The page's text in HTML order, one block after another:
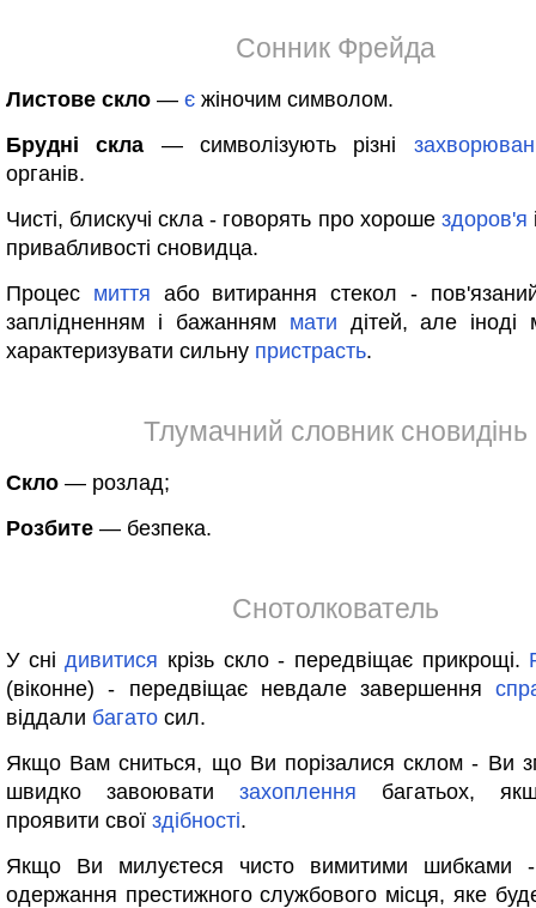
Сонник Фрейда
Листове скло — є жіночим символом.
Брудні скла — символізують різні
органів.
Чисті, блискучі скла - говорять про хороше здоров'я
привабливості сновидца.
Процес миття або витирання стекол -
заплідненням і бажанням мати дітей, але іноді
характеризувати сильну пристрасть.
Тлумачний словник сновидінь
Скло — розлад;
Розбите — безпека.
Снотолкователь
У снідивитися крізь скло - передвіщає прикрощі.
(віконне) - передвіщає невдале завершення
віддали багато сил.
Якщо Вам сниться, що Ви порізалися склом - Ви
швидко завоювати захоплення багатьох,
проявити свої здібності.
Якщо Ви милуєтеся чисто вимитими шибками -
одержання престижного службового місця, яке